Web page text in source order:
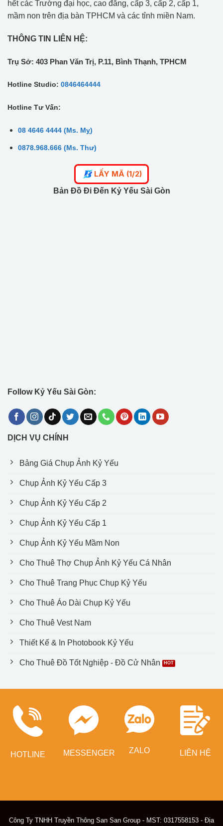
hết các Trường đại học, cao đẳng, cấp 3, cấp 2, cấp 1,
mầm non trên địa bàn TPHCM và các tỉnh miền Nam.
THÔNG TIN LIÊN HỆ:
Trụ Sở: 403 Phan Văn Trị, P.11, Bình Thạnh, TPHCM
Hotline Studio: 0846464444
Hotline Tư Vấn:
08 4646 4444 (Ms. Mỵ)
0878.968.666 (Ms. Thư)
LẤY MÃ (1/2)
Bản Đồ Đi Đến Kỷ Yếu Sài Gòn
Follow Kỷ Yếu Sài Gòn:
DỊCH VỤ CHÍNH
Bảng Giá Chụp Ảnh Kỷ Yếu
Chụp Ảnh Kỷ Yếu Cấp 3
Chụp Ảnh Kỷ Yếu Cấp 2
Chụp Ảnh Kỷ Yếu Cấp 1
Chụp Ảnh Kỷ Yếu Mầm Non
Cho Thuê Thợ Chụp Ảnh Kỷ Yếu Cá Nhân
Cho Thuê Trang Phục Chụp Kỷ Yếu
Cho Thuê Áo Dài Chụp Kỷ Yếu
Cho Thuê Vest Nam
Thiết Kế & In Photobook Kỷ Yếu
Cho Thuê Đồ Tốt Nghiệp - Đồ Cử Nhân
HOTLINE MESSENGER ZALO LIÊN HỆ
Công Ty TNHH Truyền Thông San San Group - MST: 0317558153 - Địa